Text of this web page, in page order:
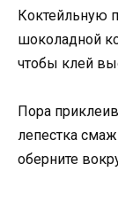
Коктейльную
шоколадной
чтобы клей
Пора
лепестка
оберните